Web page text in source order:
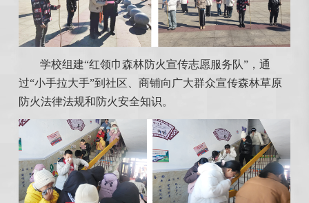
学校组建“红领巾森林防火宣传志愿服务队”，通
过“小手拉大手”到社区、商铺向广大群众宣传森林草原
防火法律法规和防火安全知识。